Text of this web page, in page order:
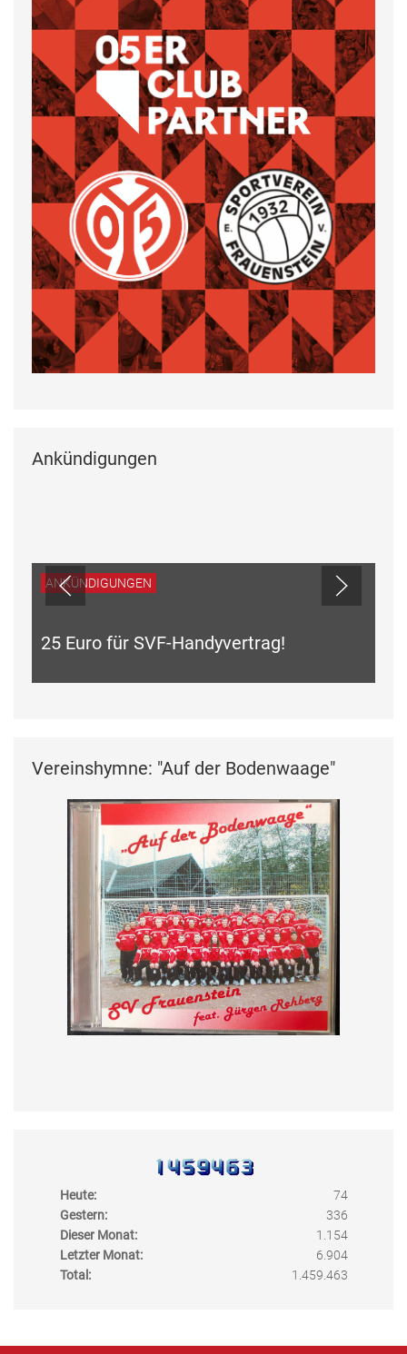
Ankündigungen
ANKÜNDIGUNGEN
25 Euro für SVF-Handyvertrag!
Vereinshymne: "Auf der Bodenwaage"
Heute:
74
Gestern:
336
Dieser Monat:
1.154
Letzter Monat:
6.904
Total:
1.459.463